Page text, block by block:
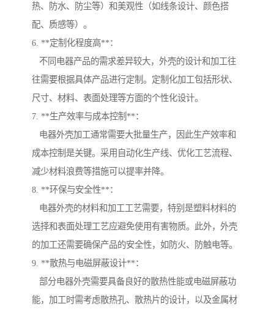
热、防水、防尘等）和美观性（如线条设计、颜色搭
配、质感等）。
6. **定制化程度高**：
不同电器产品的需求差异较大，外壳的设计和加工往
往需要根据具体产品进行定制。定制化加工包括形状、
尺寸、材料、表面处理等方面的个性化设计。
7. **生产效率与成本控制**：
电器外壳加工通常需要大批量生产，因此生产效率和
成本控制是关键。采用自动化生产线、优化工艺流程、
减少材料浪费等措施可以提率并降。
8. **环保与安全性**：
电器外壳的材料和加工工艺需要，特别是塑料材料的
选择和表面处理工艺应避免使用有害物质。此外，外壳
的加工还需要确保产品的安全性，如防火、防触电等。
9. **散热与电磁屏蔽设计**：
部分电器外壳需要具备良好的散热性能或电磁屏蔽功
能，加工时需考虑散热孔、散热片的设计，以及金属材